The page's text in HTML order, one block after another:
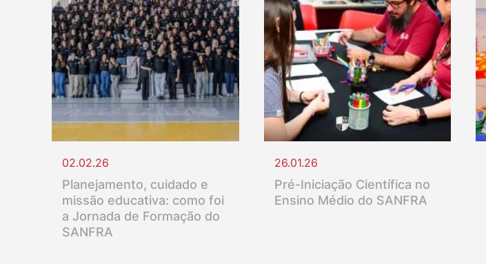
02.02.26
Planejamento, cuidado e
missão educativa: como foi
a Jornada de Formação do
SANFRA
26.01.26
Pré-Iniciação Científica no
Ensino Médio do SANFRA